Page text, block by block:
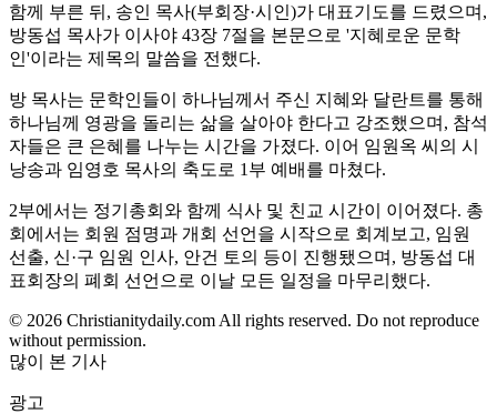
함께 부른 뒤, 송인 목사(부회장·시인)가 대표기도를 드렸으며,
방동섭 목사가 이사야 43장 7절을 본문으로 '지혜로운 문학
인'이라는 제목의 말씀을 전했다.
방 목사는 문학인들이 하나님께서 주신 지혜와 달란트를 통해
하나님께 영광을 돌리는 삶을 살아야 한다고 강조했으며, 참석
자들은 큰 은혜를 나누는 시간을 가졌다. 이어 임원옥 씨의 시
낭송과 임영호 목사의 축도로 1부 예배를 마쳤다.
2부에서는 정기총회와 함께 식사 및 친교 시간이 이어졌다. 총
회에서는 회원 점명과 개회 선언을 시작으로 회계보고, 임원
선출, 신·구 임원 인사, 안건 토의 등이 진행됐으며, 방동섭 대
표회장의 폐회 선언으로 이날 모든 일정을 마무리했다.
© 2026 Christianitydaily.com All rights reserved. Do not reproduce
without permission.
많이 본 기사
광고